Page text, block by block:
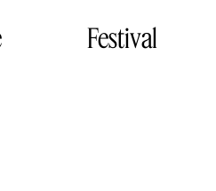
Festival